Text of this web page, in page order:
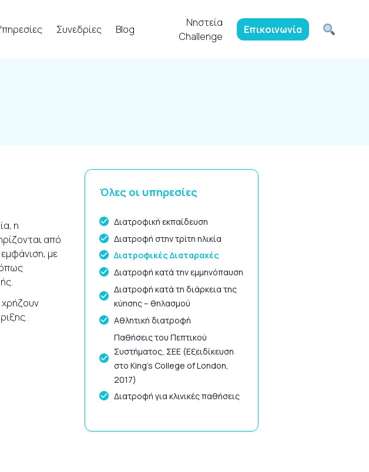
Συνεδρίες Blog
Νηστεία
Challenge
Επικοινωνία
η
από
με
Όλες οι υπηρεσίες
Διατροφική εκπαίδευση
Διατροφή στην τρίτη ηλικία
Διατροφικές Διαταραχές
Διατροφή κατά την εμμηνόπαυση
Διατροφή κατά τη διάρκεια της
κύησης – θηλασμού
Αθλητική διατροφή
Παθήσεις του Πεπτικού
Συστήματος, ΣΕΕ (Εξειδίκευση
στο King’s College of London,
2017)
Διατροφή για κλινικές παθήσεις